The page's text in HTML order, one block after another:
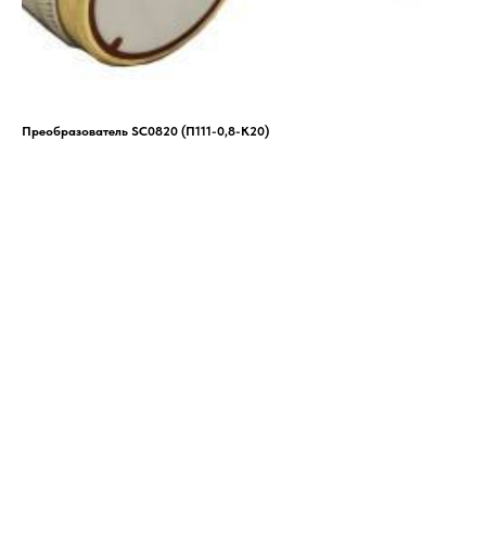
Преобразователь SC0820 (П111-0,8-К20)